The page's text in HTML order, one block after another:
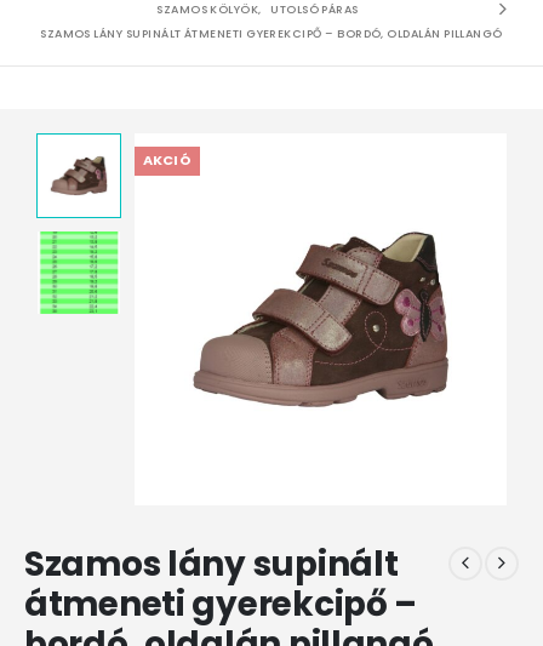
SZAMOS KÖLYÖK,
UTOLSÓ PÁRAS
SZAMOS LÁNY SUPINÁLT ÁTMENETI GYEREKCIPŐ – BORDÓ, OLDALÁN PILLANGÓ
AKCIÓ
Szamos lány supinált
átmeneti gyerekcipő –